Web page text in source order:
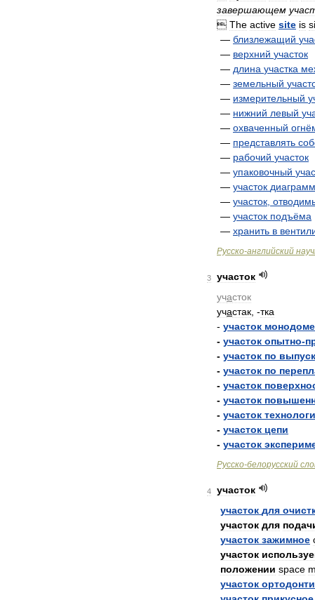
завершающем
 The active site is
— близлежащий
— верхний участок
— длина участка
— земельный
— измерительный
— нижний левый
— охваченный
— представлять
— рабочий участок
— упаковочный
— участок
— участок
— участок подъёма
— хранить в
Русско-английский
3
участок
участок
участак , -тка
- участок
- участок опытно-
- участок по
- участок по
- участок
- участок
- участок
- участок цепи
- участок
Русско-белорусский
4
участок
участок для
участок для
участок зажимное
участок
положении space
участок